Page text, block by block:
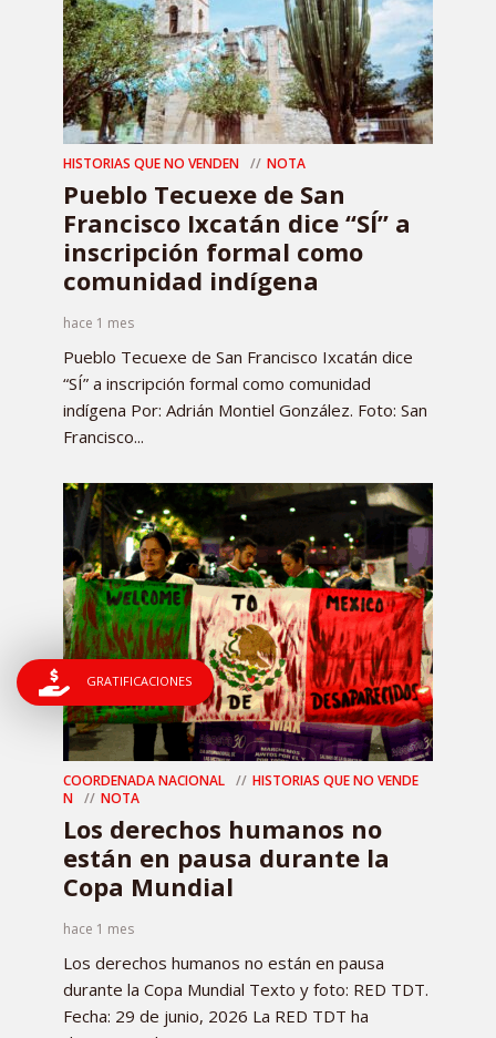
HISTORIAS QUE NO VENDEN NOTA
Pueblo Tecuexe de San
Francisco Ixcatán dice “SÍ” a
inscripción formal como
comunidad indígena
hace 1 mes
Pueblo Tecuexe de San Francisco Ixcatán dice
“SÍ” a inscripción formal como comunidad
indígena Por: Adrián Montiel González. Foto: San
Francisco...
COORDENADA NACIONAL
HISTORIAS QUE NO VENDE
N
NOTA
Los derechos humanos no
están en pausa durante la
Copa Mundial
hace 1 mes
Los derechos humanos no están en pausa
durante la Copa Mundial Texto y foto: RED TDT.
Fecha: 29 de junio, 2026 La RED TDT ha
GRATIFICACIONES